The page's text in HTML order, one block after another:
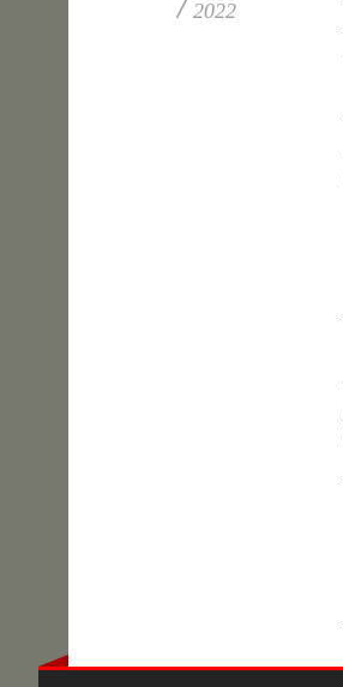
2022